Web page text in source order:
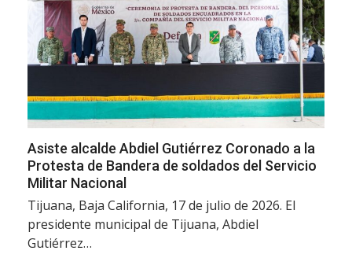
Asiste alcalde Abdiel Gutiérrez Coronado a la
Protesta de Bandera de soldados del Servicio
Militar Nacional
Tijuana, Baja California, 17 de julio de 2026. El
presidente municipal de Tijuana, Abdiel
Gutiérrez…